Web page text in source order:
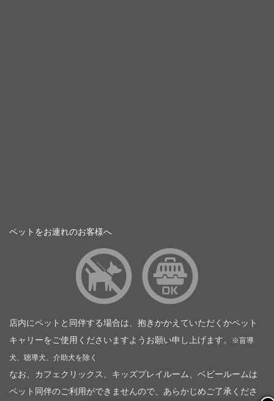
ペットをお連れのお客様へ
店内にペットと同伴する場合は、抱きかかえていただくかペット
キャリーをご使用くださいますようお願い申し上げます。
※盲導
犬、聴導犬、介助犬を除く
なお、カフェクリックス、キッズプレイルーム、ベビールームは
ペット同伴のご利用ができませんので、あらかじめご了承くださ